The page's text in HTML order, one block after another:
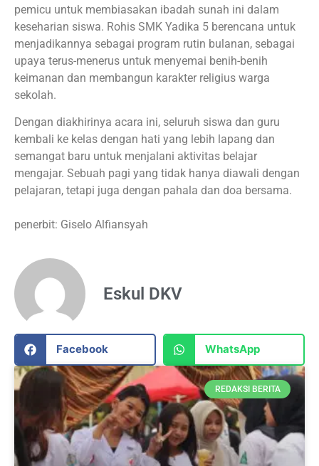
pemicu untuk membiasakan ibadah sunah ini dalam
keseharian siswa. Rohis SMK Yadika 5 berencana untuk
menjadikannya sebagai program rutin bulanan, sebagai
upaya terus-menerus untuk menyemai benih-benih
keimanan dan membangun karakter religius warga
sekolah.
Dengan diakhirinya acara ini, seluruh siswa dan guru
kembali ke kelas dengan hati yang lebih lapang dan
semangat baru untuk menjalani aktivitas belajar
mengajar. Sebuah pagi yang tidak hanya diawali dengan
pelajaran, tetapi juga dengan pahala dan doa bersama.
penerbit: Giselo Alfiansyah
Eskul DKV
Facebook WhatsApp
REDAKSI BERITA